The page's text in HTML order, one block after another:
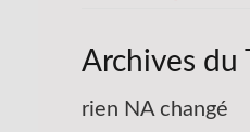
Archives du
rien NA changé